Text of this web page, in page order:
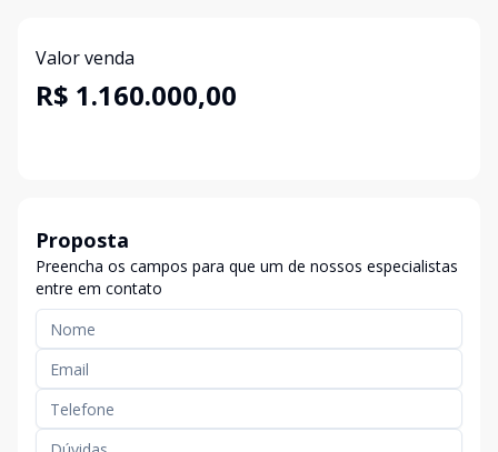
Valor venda
R$ 1.160.000,00
Proposta
Preencha os campos para que um de nossos especialistas
entre em contato